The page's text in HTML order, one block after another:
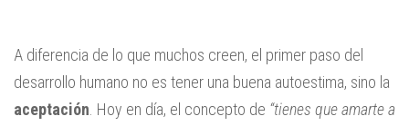
A diferencia de lo que muchos creen, el primer paso del
desarrollo humano no es tener una buena autoestima, sino la
aceptación . Hoy en día, el concepto de “tienes que amarte a